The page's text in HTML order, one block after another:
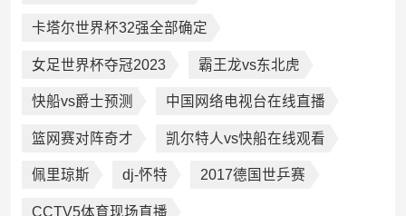
卡塔尔世界杯32强全部确定
女足世界杯夺冠2023 霸王龙vs东北虎
快船vs爵士预测 中国网络电视台在线直播
篮网赛对阵奇才 凯尔特人vs快船在线观看
佩里琼斯 dj-怀特 2017德国世乒赛
CCTV5体育现场直播